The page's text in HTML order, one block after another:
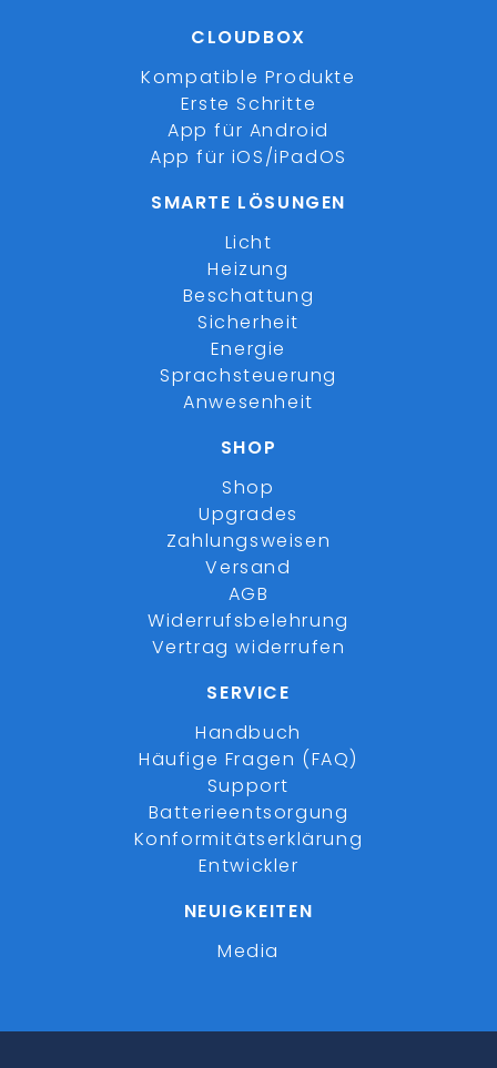
CLOUDBOX
Kompatible Produkte
Erste Schritte
App für Android
App für iOS/iPadOS
SMARTE LÖSUNGEN
Licht
Heizung
Beschattung
Sicherheit
Energie
Sprachsteuerung
Anwesenheit
SHOP
Shop
Upgrades
Zahlungsweisen
Versand
AGB
Widerrufsbelehrung
Vertrag widerrufen
SERVICE
Handbuch
Häufige Fragen (FAQ)
Support
Batterieentsorgung
Konformitätserklärung
Entwickler
NEUIGKEITEN
Media